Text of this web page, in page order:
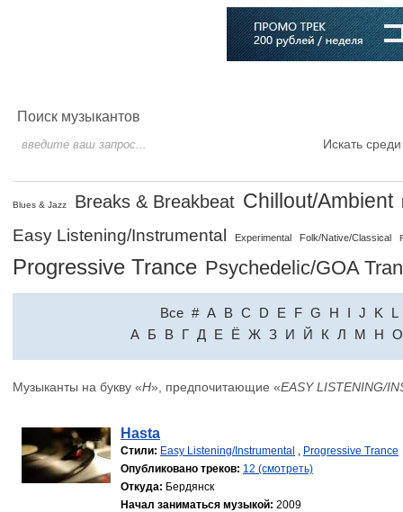
Поиск музыкантов
Искать
Blues & Jazz Breaks & Breakbeat Chillout/Ambient
Easy Listening/Instrumental Experimental Folk/Native/Classical
Progressive Trance Psychedelic/GOA
Все # A B C D E F G H I J K
L
A Б В Г Д Е Ё Ж З И Й К Л М Н О
Музыканты на букву «H», предпочитающие «EASY LISTENING/
Hasta
Стили: Easy Listening/Instrumental , Progressive Trance
Опубликовано треков: 12 (смотреть)
Откуда: Бердянск
Начал заниматься музыкой: 2009